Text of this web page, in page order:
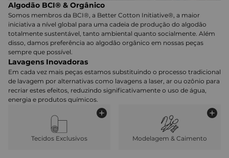
Algodão BCI® & Orgânico
Somos membros da BCI®, a Better Cotton Initiative®, a maior
iniciativa a nível global para uma cadeia de produção do algodão
totalmente sustentável, tanto ambiental quanto socialmente. Além
disso, damos preferência ao algodão orgânico em nossas peças
sempre que possível.
Lavagens Inovadoras
Em cada vez mais peças estamos substituindo o processo tradicional
de lavagem por alternativas como lavagens a laser, ar ou ozônio para
recriar estes efeitos, reduzindo significativamente o uso de água,
energia e produtos químicos.
Tecidos Exclusivos Modelagem & Caimento